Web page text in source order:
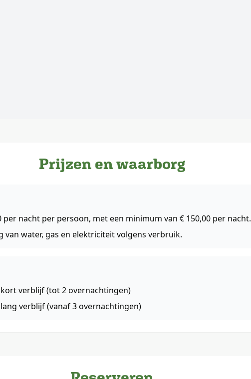
Prijzen en waarborg
per nacht per persoon, met een minimum van € 150,00 per nacht.
van water, gas en elektriciteit volgens verbruik.
verblijf (tot 2 overnachtingen)
verblijf (vanaf 3 overnachtingen)